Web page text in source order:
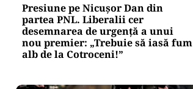
Presiune pe Nicușor Dan din
partea PNL. Liberalii cer
desemnarea de urgență a unui
nou premier: „Trebuie să iasă fum
alb de la Cotroceni!”